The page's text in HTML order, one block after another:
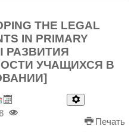
THE LEGAL
IN PRIMARY
РАЗВИТИЯ
УЧАЩИХСЯ В
Печать